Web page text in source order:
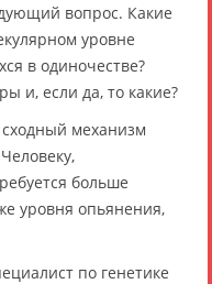
вопрос. Какие
уровне
в одиночестве?
и, если да, то какие?
механизм
больше
уровня опьянения,
по генетике